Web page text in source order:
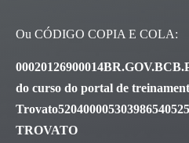
Ou CÓDIGO COPIA E COLA:
do curso do portal de
TROVATO